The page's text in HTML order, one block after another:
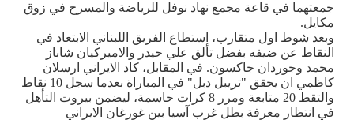
جمعتهما في قاعة مجمع نهاد نوفل للرياضة والمسرح في زوق
مكايل.
وبعد شوط اول متقارب، استطاع الفريق اللبناني الابتعاد في
النقاط عن ضيفه بفضل تألق علي حيدر والاميركيان شاباز
محمد وجوردان جاكسون. في المقابل، كاد الايراني ارسلان
كاظمي ان يحقق "تريبل دبل" في المباراة بعدما سجل 10 نقاط
والتقط 20 متابعة ومرر 8 كرات حاسمة، ليضمن بيروت التأهل
في انتظار معرفة بطل غرب آسيا بين غورغان الايراني